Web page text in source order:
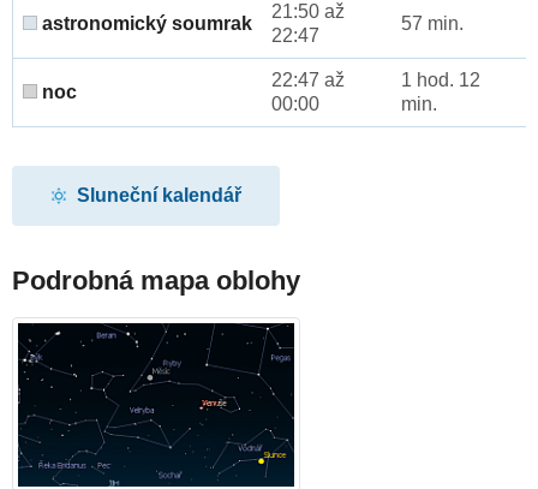
astronomický soumrak
21:50 až
22:47
57 min.
noc
22:47 až
00:00
1 hod. 12
min.
Sluneční kalendář
Podrobná mapa oblohy